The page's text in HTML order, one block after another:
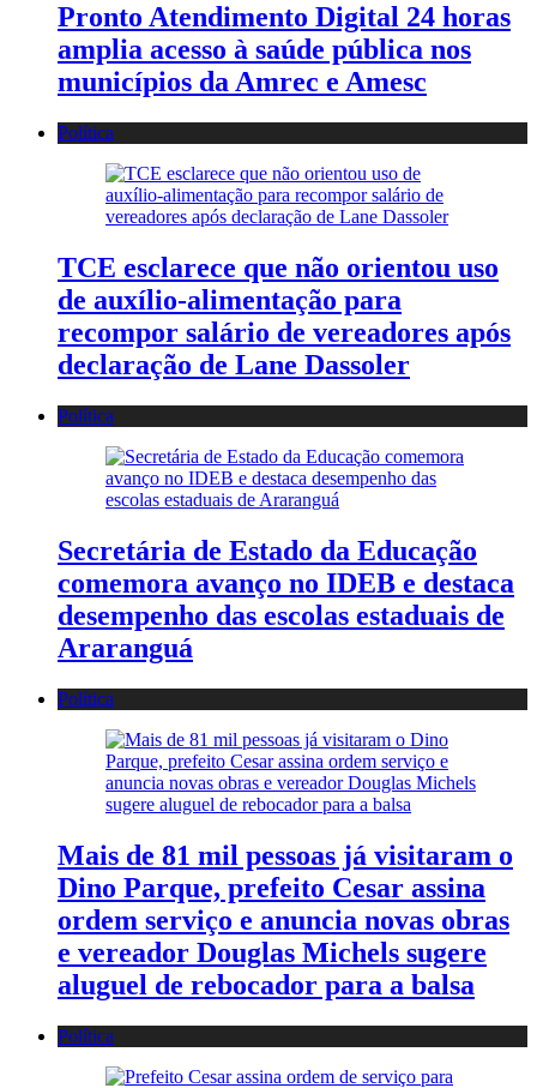
Pronto Atendimento Digital 24 horas
amplia acesso à saúde pública nos
municípios da Amrec e Amesc
Política
TCE esclarece que não orientou uso
de auxílio-alimentação para
recompor salário de vereadores após
declaração de Lane Dassoler
Política
Secretária de Estado da Educação
comemora avanço no IDEB e destaca
desempenho das escolas estaduais de
Araranguá
Política
Mais de 81 mil pessoas já visitaram o
Dino Parque, prefeito Cesar assina
ordem serviço e anuncia novas obras
e vereador Douglas Michels sugere
aluguel de rebocador para a balsa
Política